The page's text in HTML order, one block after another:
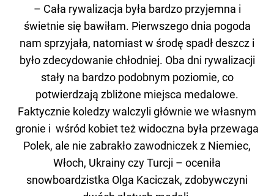
– Cała rywalizacja była bardzo przyjemna i
świetnie się bawiłam. Pierwszego dnia pogoda
nam sprzyjała, natomiast w środę spadł deszcz i
było zdecydowanie chłodniej. Oba dni rywalizacji
stały na bardzo podobnym poziomie, co
potwierdzają zbliżone miejsca medalowe.
Faktycznie koledzy walczyli głównie we własnym
gronie i wśród kobiet też widoczna była przewaga
Polek, ale nie zabrakło zawodniczek z Niemiec,
Włoch, Ukrainy czy Turcji – oceniła
snowboardzistka Olga Kaciczak, zdobywczyni